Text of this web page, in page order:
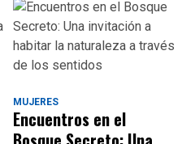
MUJERES
Encuentros en el